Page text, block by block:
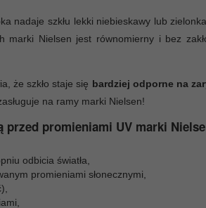
nadaje szkłu lekki niebieskawy lub
marki Nielsen jest równomierny i bez
że szkło staje się bardziej odporne na
na ramy marki Nielsen!
przed promieniami UV marki
odbicia światła,
promieniami słonecznymi,